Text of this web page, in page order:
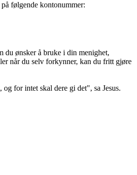
følgende kontonummer:
du ønsker å bruke i din menighet,
når du selv forkynner, kan du fritt gjøre
for intet skal dere gi det", sa Jesus.